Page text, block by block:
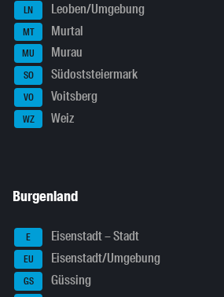
LN Leoben/Umgebung
MT Murtal
MU Murau
SO Südoststeiermark
VO Voitsberg
WZ Weiz
Burgenland
E Eisenstadt – Stadt
EU Eisenstadt/Umgebung
GS Güssing